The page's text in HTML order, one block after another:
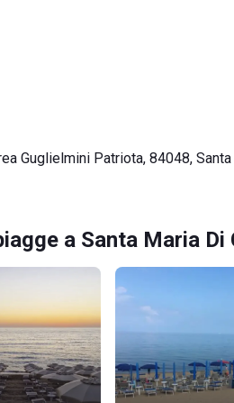
Guglielmini Patriota, 84048,
a Santa Maria Di